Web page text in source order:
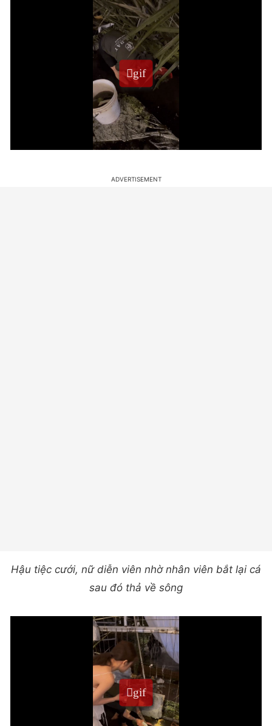
Hậu tiệc cưới, nữ diễn viên nhờ nhân viên bắt lại cá
sau đó thả về sông